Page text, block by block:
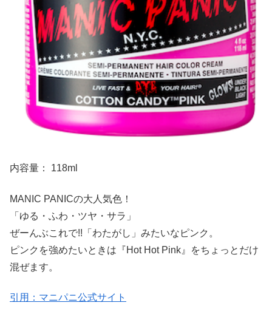
内容量： 118ml
MANIC PANICの大人気色！
「ゆる・ふわ・ツヤ・サラ」
ぜーんぶこれで!!「わたがし」みたいなピンク。
ピンクを強めたいときは『Hot Hot Pink』をちょっとだけ
混ぜます。
引用：マニパニ公式サイト